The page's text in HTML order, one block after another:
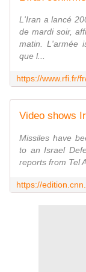
L'Iran a lancé
de mardi soir,
matin. L'armée
que l...
Video shows
Missiles have
to an Israel
reports from Tel